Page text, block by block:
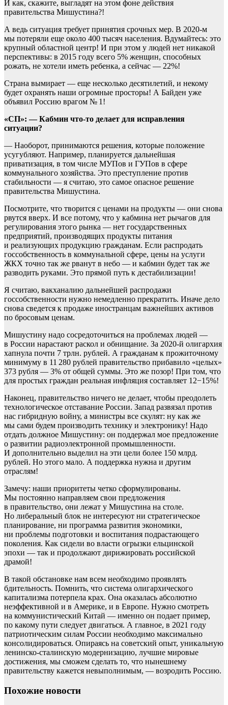
И как, скажите, выгладят на этом фоне действия
правительства Мишустина?!
А ведь ситуация требует принятия срочных мер. В 2020-м
мы потеряли еще около 400 тысяч населения. Вдумайтесь: это
крупный областной центр! И при этом у людей нет никакой
перспективы: в 2015 году всего 5% женщин, способных
рожать, не хотели иметь ребенка, а сейчас — 22%!
Страна вымирает — еще несколько десятилетий, и некому
будет охранять наши огромные просторы! А Байден уже
объявил Россию врагом № 1!
«СП»: — Кабмин что-то делает для исправления
ситуации?
— Наоборот, принимаются решения, которые положение
усугубляют. Например, планируется дальнейшая
приватизация, в том числе МУПов и ГУПов в сфере
коммунального хозяйства. Это преступление против
стабильности — я считаю, это самое опасное решение
правительства Мишустина.
Посмотрите, что творится с ценами на продукты — они снова
рвутся вверх. И все потому, что у кабмина нет рычагов для
регулирования этого рынка — нет государственных
предприятий, производящих продукты питания
и реализующих продукцию гражданам. Если распродать
госсобственность в коммунальной сфере, цены на услуги
ЖКХ точно так же рванут в небо — и кабмин будет так же
разводить руками. Это прямой путь к дестабилизации!
Я считаю, вакханалию дальнейшей распродажи
госсобственности нужно немедленно прекратить. Иначе дело
снова сведется к продаже иностранцам важнейших активов
по бросовым ценам.
Мишустину надо сосредоточиться на проблемах людей —
в России нарастают раскол и обнищание. За 2020-й олигархия
хапнула почти 7 трлн. рублей. А гражданам к прожиточному
минимуму в 11 280 рублей правительство прибавило «целых»
373 рубля — 3% от общей суммы. Это же позор! При том, что
для простых граждан реальная инфляция составляет 12−15%!
Наконец, правительство ничего не делает, чтобы преодолеть
технологическое отставание России. Запад развязал против
нас гибридную войну, а министры все скулят: ну как же
мы сами будем производить технику и электронику! Надо
отдать должное Мишустину: он поддержал мое предложение
о развитии радиоэлектронной промышленности.
И дополнительно выделил на эти цели более 150 млрд.
рублей. Но этого мало. А поддержка нужна и другим
отраслям!
Замечу: наши приоритеты четко сформулированы.
Мы постоянно направляем свои предложения
в правительство, они лежат у Мишустина на столе.
Но либеральный блок не интересуют ни стратегическое
планирование, ни программа развития экономики,
ни проблемы подготовки и воспитания подрастающего
поколения. Как сидели во власти огрызки ельцинской
эпохи — так и продолжают дирижировать российской
драмой!
В такой обстановке нам всем необходимо проявлять
бдительность. Помнить, что система олигархического
капитализма потерпела крах. Она оказалась абсолютно
неэффективной и в Америке, и в Европе. Нужно смотреть
на коммунистический Китай — именно он подает пример,
по какому пути следует двигаться. А главное, в 2021 году
патриотическим силам России необходимо максимально
консолидироваться. Опираясь на советский опыт, уникальную
ленинско-сталинскую модернизацию, лучшие мировые
достижения, мы сможем сделать то, что нынешнему
правительству кажется невыполнимым, — возродить Россию.
Похожие новости